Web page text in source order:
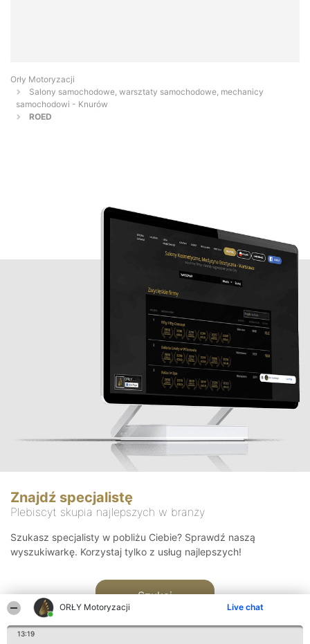
ORŁY Motoryzacji Live chat
13:19
Orły Motoryzacji
Salony samochodowe, warsztaty samochodowe, mechanicy
samochodowi - Knurów
ROED
Znajdź specjalistę
Plebiscyt skupia najlepszych w branży
Szukasz specjalisty w pobliżu Ciebie? Sprawdź naszą
wyszukiwarkę. Korzystaj tylko z usług najlepszych!
Szukaj